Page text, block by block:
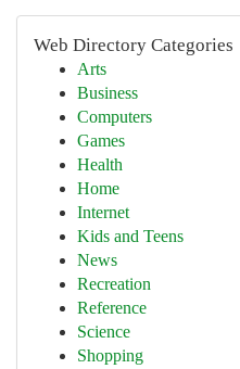
Web Directory Categories
Arts
Business
Computers
Games
Health
Home
Internet
Kids and Teens
News
Recreation
Reference
Science
Shopping